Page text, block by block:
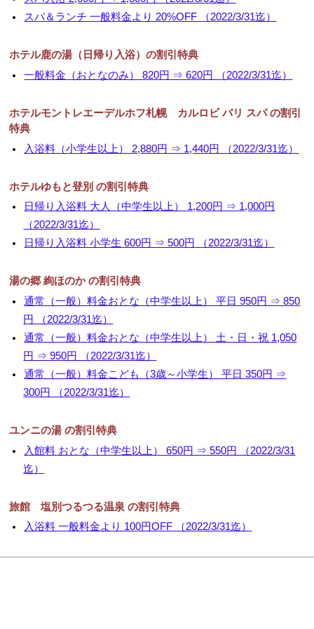
スパ＆ランチ 一般料金より 20%OFF （2022/3/31迄）
ホテル鹿の湯（日帰り入浴）の割引特典
一般料金（おとなのみ） 820円 ⇒ 620円 （2022/3/31迄）
ホテルモントレエーデルホフ札幌 カルロビ バリ スパ の割引
特典
入浴料（小学生以上） 2,880円 ⇒ 1,440円 （2022/3/31迄）
ホテルゆもと登別 の割引特典
日帰り入浴料 大人（中学生以上） 1,200円 ⇒ 1,000円
（2022/3/31迄）
日帰り入浴料 小学生 600円 ⇒ 500円 （2022/3/31迄）
湯の郷 絢ほのか の割引特典
通常（一般）料金おとな（中学生以上） 平日 950円 ⇒ 850
円 （2022/3/31迄）
通常（一般）料金おとな（中学生以上） 土・日・祝 1,050
円 ⇒ 950円 （2022/3/31迄）
通常（一般）料金こども（3歳～小学生） 平日 350円 ⇒
300円 （2022/3/31迄）
ユンニの湯 の割引特典
入館料 おとな（中学生以上） 650円 ⇒ 550円 （2022/3/31
迄）
旅館 塩別つるつる温泉 の割引特典
入浴料 一般料金より 100円OFF （2022/3/31迄）